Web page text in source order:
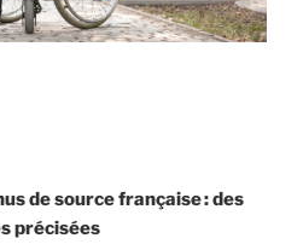
de source française : des
précisées